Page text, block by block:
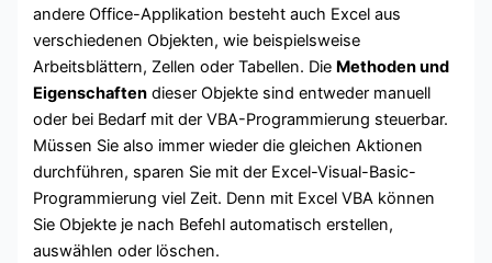
andere Office-Applikation besteht auch Excel aus
verschiedenen Objekten, wie beispielsweise
Arbeitsblättern, Zellen oder Tabellen. Die Methoden und
Eigenschaften dieser Objekte sind entweder manuell
oder bei Bedarf mit der VBA-Programmierung steuerbar.
Müssen Sie also immer wieder die gleichen Aktionen
durchführen, sparen Sie mit der Excel-Visual-Basic-
Programmierung viel Zeit. Denn mit Excel VBA können
Sie Objekte je nach Befehl automatisch erstellen,
auswählen oder löschen.